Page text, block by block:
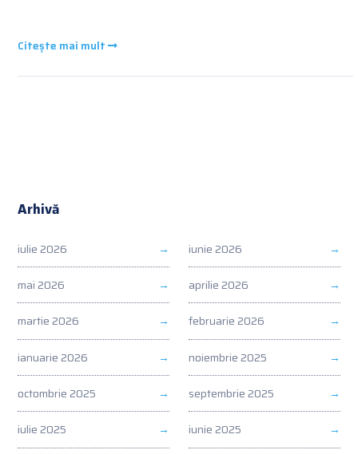
Citește mai mult
Arhivă
iulie 2026 iunie 2026
mai 2026 aprilie 2026
martie 2026 februarie 2026
ianuarie 2026 noiembrie 2025
octombrie 2025 septembrie 2025
iulie 2025 iunie 2025